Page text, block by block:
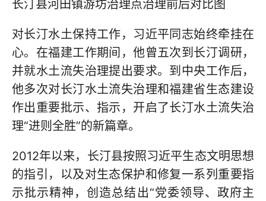
长汀县河田镇游坊治理点治理前后对比图
对长汀水土保持工作，习近平同志始终牵挂在
心。在福建工作期间，他曾五次到长汀调研，
并就水土流失治理提出要求。到中央工作后，
他多次对长汀水土流失治理和福建省生态建设
作出重要批示、指示，开启了长汀水土流失治
理“进则全胜”的新篇章。
2012年以来，长汀县按照习近平生态文明思想
的指引，以及对生态保护和修复一系列重要指
示批示精神，创造总结出“党委领导、政府主